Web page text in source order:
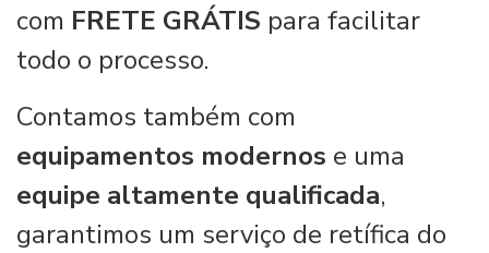
com FRETE GRÁTIS para facilitar
todo o processo.
Contamos também com
equipamentos modernos e uma
equipe altamente qualificada,
garantimos um serviço de retífica do